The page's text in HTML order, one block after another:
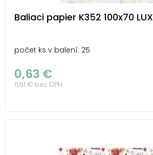
Baliaci papier K352 100x70 LUX
počet ks v balení: 25
0,63 €
0,51 € bez DPH